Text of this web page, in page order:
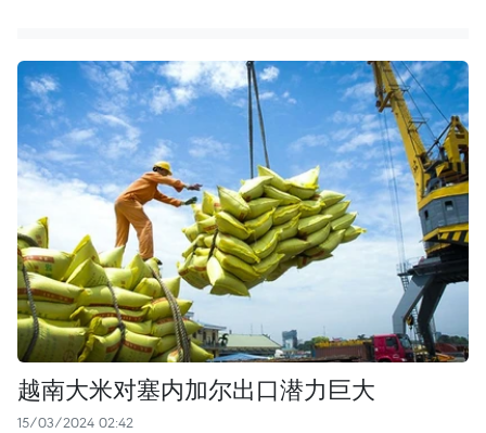
越南大米对塞内加尔出口潜力巨大
15/03/2024 02:42